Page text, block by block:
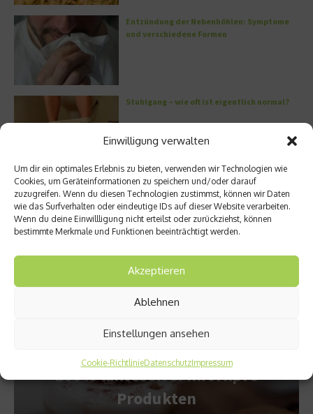
Einwilligung verwalten
Um dir ein optimales Erlebnis zu bieten, verwenden wir Technologien wie
Cookies, um Geräteinformationen zu speichern und/oder darauf
zuzugreifen. Wenn du diesen Technologien zustimmst, können wir Daten
wie das Surfverhalten oder eindeutige IDs auf dieser Website verarbeiten.
Wenn du deine Einwillligung nicht erteilst oder zurückziehst, können
bestimmte Merkmale und Funktionen beeinträchtigt werden.
Akzeptieren
Ablehnen
Einstellungen ansehen
Cookie-RichtlinieDatenschutzImpressum
Entzündung der Nebenhöhlen: Symptome
und verschiedene Formen
Stuhlgang – wie oft ist eigentlich normal?
Bauchschmerzen beim Kind: Mögliche
Ursachen und Hilfe
100% laktosefrei mit Alpro
Produkten